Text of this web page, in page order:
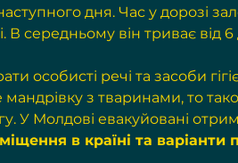
дня. Час у дорозі
В середньому він триває від 6
особисті речі та засоби
з тваринами, то
У Молдові евакуйовані
в країні та варіанти